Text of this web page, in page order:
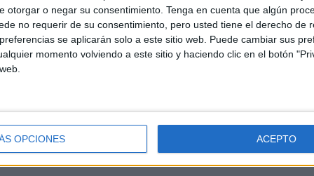
otorgar o negar su consentimiento. Tenga en cuenta que algún
no requerir de su consentimiento, pero usted tiene el derecho de
se aplicarán solo a este sitio web. Puede cambiar sus
momento volviendo a este sitio y haciendo clic en el botón
OPCIONES ACEPTO
envejecido.
está escrita en el género humano; son como brasas
vida, de un estímulo que las prenda, que las haga
darle la estocada a ese fin universal que la búsqueda
la existencia encuentran equilibrio.